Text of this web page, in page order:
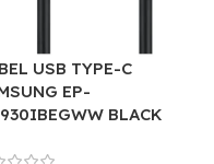
USB TYPE-C
EP-
BLACK